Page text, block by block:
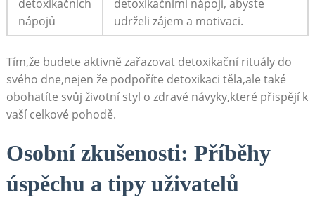
detoxikačních
nápojů
detoxikačními nápoji, abyste
udrželi zájem a motivaci.
Tím,že ​budete aktivně zařazovat detoxikační rituály do
svého ‍dne,nejen že podpoříte detoxikaci těla,ale⁢ také
obohatíte ‍svůj životní‌ styl o zdravé návyky,které​ přispějí k
vaší celkové pohodě.
Osobní ⁣zkušenosti: Příběhy
úspěchu a tipy uživatelů